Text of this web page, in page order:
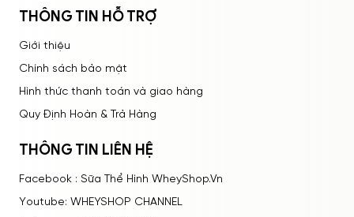
THÔNG TIN HỖ TRỢ
Giới thiệu
Chính sách bảo mật
Hình thức thanh toán và giao hàng
Quy Định Hoàn & Trả Hàng
THÔNG TIN LIÊN HỆ
Facebook : Sữa Thể Hình WheyShop.Vn
Youtube: WHEYSHOP CHANNEL